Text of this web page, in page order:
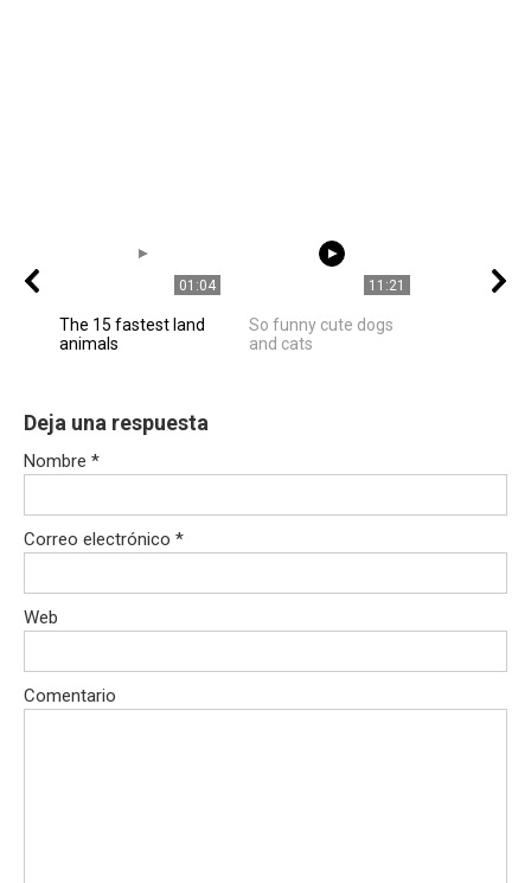
01:04
The 15 fastest land
animals
11:21
So funny cute dogs
and cats
Deja una respuesta
Nombre *
Correo electrónico *
Web
Comentario